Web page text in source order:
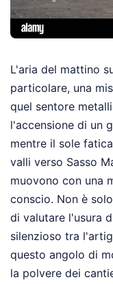
L'aria del mattino
particolare, una
quel sentore
l'accensione di un
mentre il sole
valli verso Sasso
muovono con una
conscio. Non è
di valutare l'usura
silenzioso tra
questo angolo di
la polvere dei